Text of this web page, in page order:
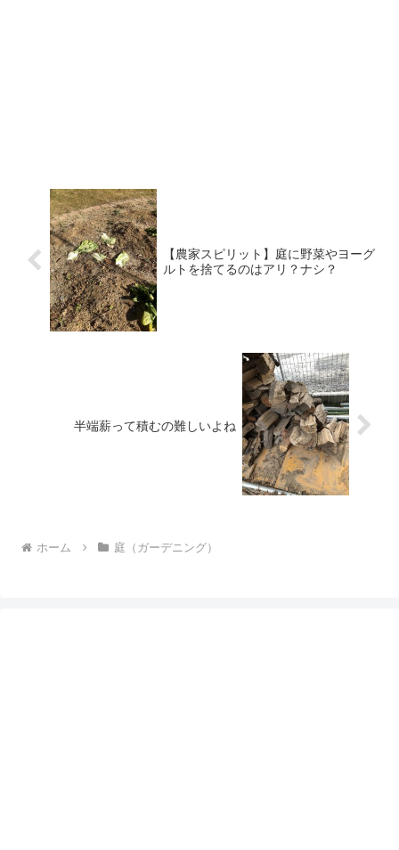
【農家スピリット】庭に野菜やヨーグ
ルトを捨てるのはアリ？ナシ？
半端薪って積むの難しいよね
ホーム 庭（ガーデニング）